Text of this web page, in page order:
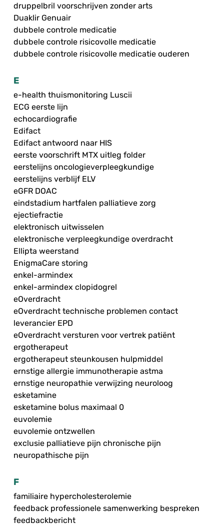
druppelbril voorschrijven zonder arts
Duaklir Genuair
dubbele controle medicatie
dubbele controle risicovolle medicatie
dubbele controle risicovolle medicatie ouderen
E
e-health thuismonitoring Luscii
ECG eerste lijn
echocardiografie
Edifact
Edifact antwoord naar HIS
eerste voorschrift MTX uitleg folder
eerstelijns oncologieverpleegkundige
eerstelijns verblijf ELV
eGFR DOAC
eindstadium hartfalen palliatieve zorg
ejectiefractie
elektronisch uitwisselen
elektronische verpleegkundige overdracht
Ellipta weerstand
EnigmaCare storing
enkel-armindex
enkel-armindex clopidogrel
eOverdracht
eOverdracht technische problemen contact
leverancier EPD
eOverdracht versturen voor vertrek patiënt
ergotherapeut
ergotherapeut steunkousen hulpmiddel
ernstige allergie immunotherapie astma
ernstige neuropathie verwijzing neuroloog
esketamine
esketamine bolus maximaal 0
euvolemie
euvolemie ontzwellen
exclusie palliatieve pijn chronische pijn
neuropathische pijn
F
familiaire hypercholesterolemie
feedback professionele samenwerking bespreken
feedbackbericht